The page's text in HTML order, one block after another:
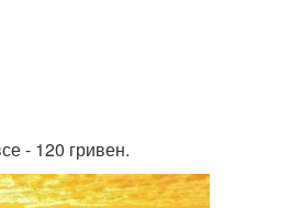
- 120 гривен.